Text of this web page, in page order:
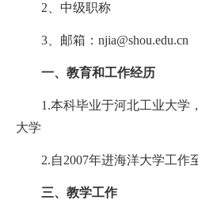
2 、中级职称
3 、邮箱： njia@shou.edu.cn
一、 教育和工作经历
1.本科毕业于河北工业大学
大学
2.自2007年进海洋大学工作
三、教学工作